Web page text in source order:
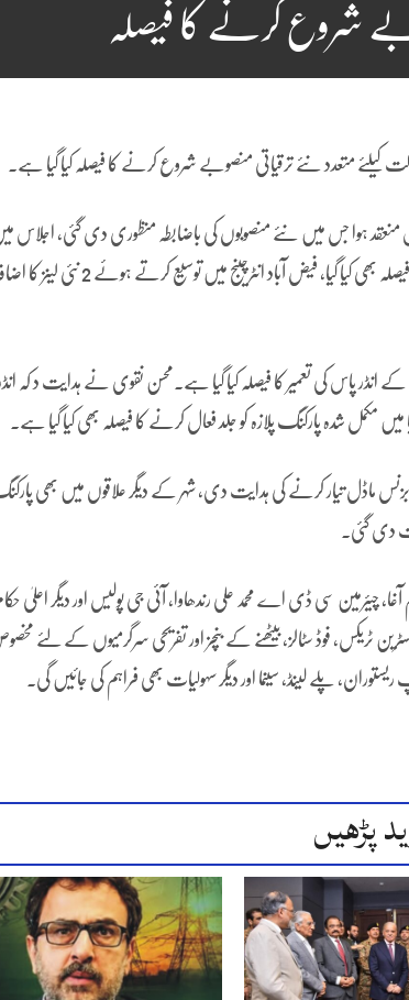
شروع کرنے کا فیصلہ
کیلئے متعدد نئے ترقیاتی منصوبے شروع کرنے کا فیصلہ کیا گیا ہے۔
ہوا جس میں نئے منصوبوں کی باضابطہ منظوری دی گئی، اجلاس
کے دیرینہ مسائل کو حل کرنے کیلئے فیض آباد انٹرچینج کی ری ماڈلنگ کا فیصلہ بھی کیا گیا، فیض
فیصل چوک پر ٹریفک کی روانی کو بہتر بنانے کیلئے 2+2 لین کے انڈر پاس کی تعمیر کا فیصلہ کیا گیا ہے۔محسن نقوی نے ہدایت
مکمل شدہ پارکنگ پلازہ کو جلد فعال کرنے کا فیصلہ بھی کیا گیا ہے۔
بزنس ماڈل تیار کرنے کی ہدایت دی، شہر کے دیگر علاقوں میں بھی
دی گئی۔
چیئرمین سی ڈی اے محمد علی رندھاوا، آئی جی پولیس اور دیگر اعلیٰ
ٹریکس، فوڈ سٹالز، بیٹھنے کے بنچز اور تفریحی سرگرمیوں کے لئے
پلے لینڈ، سینما اور دیگر سہولیات بھی فراہم کی جائیں گی۔
پڑھیں